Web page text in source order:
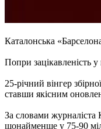
Каталонська
Попри зацікавленість
25-річний вінгер
ставши якісним
За словами журналіста
щонайменше у 75-90